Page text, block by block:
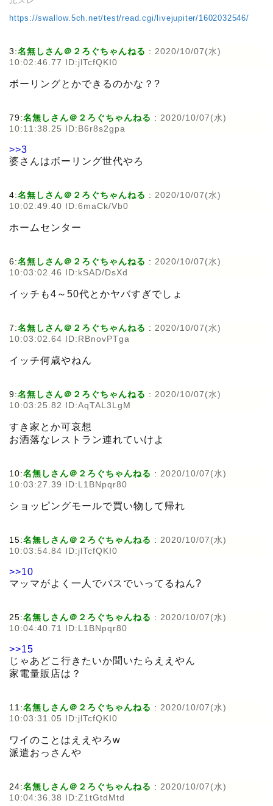
https://swallow.5ch.net/test/read.cgi/livejupiter/1602032546/
3:名無しさん＠２ろぐちゃんねる : 2020/10/07(水)
10:02:46.77 ID:jlTcfQKI0
ボーリングとかできるのかな？?
79:名無しさん＠２ろぐちゃんねる : 2020/10/07(水)
10:11:38.25 ID:B6r8s2gpa
>>3
婆さんはボーリング世代やろ
4:名無しさん＠２ろぐちゃんねる : 2020/10/07(水)
10:02:49.40 ID:6maCk/Vb0
ホームセンター
6:名無しさん＠２ろぐちゃんねる : 2020/10/07(水)
10:03:02.46 ID:kSAD/DsXd
イッチも4～50代とかヤバすぎでしょ
7:名無しさん＠２ろぐちゃんねる : 2020/10/07(水)
10:03:02.64 ID:RBnovPTga
イッチ何歳やねん
9:名無しさん＠２ろぐちゃんねる : 2020/10/07(水)
10:03:25.82 ID:AqTAL3LgM
すき家とか可哀想
お洒落なレストラン連れていけよ
10:名無しさん＠２ろぐちゃんねる : 2020/10/07(水)
10:03:27.39 ID:L1BNpqr80
ショッピングモールで買い物して帰れ
15:名無しさん＠２ろぐちゃんねる : 2020/10/07(水)
10:03:54.84 ID:jlTcfQKI0
>>10
マッマがよく一人でバスでいってるねん?
25:名無しさん＠２ろぐちゃんねる : 2020/10/07(水)
10:04:40.71 ID:L1BNpqr80
>>15
じゃあどこ行きたいか聞いたらええやん
家電量販店は？
11:名無しさん＠２ろぐちゃんねる : 2020/10/07(水)
10:03:31.05 ID:jlTcfQKI0
ワイのことはええやろw
派遣おっさんや
24:名無しさん＠２ろぐちゃんねる : 2020/10/07(水)
10:04:36.38 ID:Z1tGtdMtd